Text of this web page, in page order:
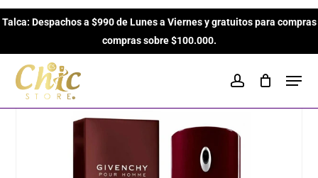
Skip
to
content
Talca: Despachos a $990 de Lunes a Viernes y gratuitos para compras
compras sobre $100.000.
account
Inicio Perfumes para Hombres Amaderados
Pour
Homme de Givenchy EDT de 100ml para Hombres